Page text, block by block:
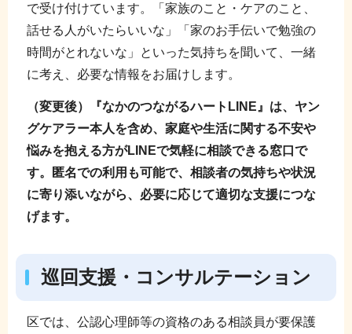
で受け付けています。「家族のこと・ケアのこと、
話せる人がいたらいいな」「家のお手伝いで勉強の
時間がとれないな」といった気持ちを聞いて、一緒
に考え、必要な情報をお届けします。
（変更後）『なかのつながるハートLINE』は、ヤン
グケアラー本人を含め、家庭や生活に関する不安や
悩みを抱える方がLINEで気軽に相談できる窓口で
す。匿名での利用も可能で、相談者の気持ちや状況
に寄り添いながら、必要に応じて適切な支援につな
げます。
巡回支援・コンサルテーション
区では、公認心理師等の資格のある相談員が要保護